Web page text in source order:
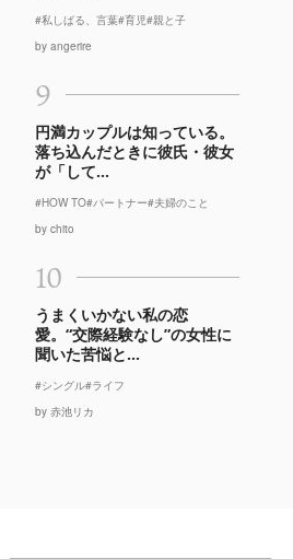
#私しばる、言葉#育児#親と子
by angerire
9
円満カップルは知っている。
落ち込んだときに彼氏・彼女
が「して...
#HOW TO#パートナー#夫婦のこと
by chito
10
うまくいかない私の恋
愛。“交際経験なし”の女性に
聞いた苦悩と...
#シングル#ライフ
by 赤池リカ